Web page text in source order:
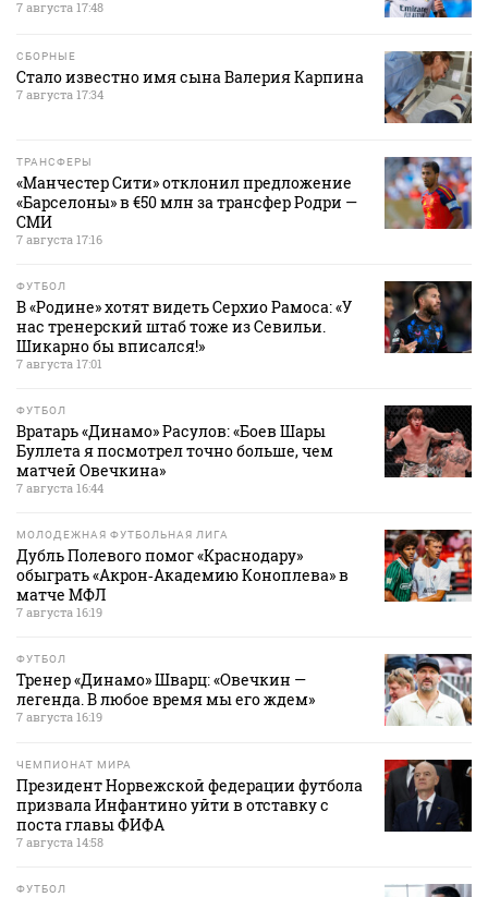
7 августа 17:48
СБОРНЫЕ
Стало известно имя сына Валерия Карпина
7 августа 17:34
ТРАНСФЕРЫ
«Манчестер Сити» отклонил предложение
«Барселоны» в €50 млн за трансфер Родри —
СМИ
7 августа 17:16
ФУТБОЛ
В «Родине» хотят видеть Серхио Рамоса: «У
нас тренерский штаб тоже из Севильи.
Шикарно бы вписался!»
7 августа 17:01
ФУТБОЛ
Вратарь «Динамо» Расулов: «Боев Шары
Буллета я посмотрел точно больше, чем
матчей Овечкина»
7 августа 16:44
МОЛОДЕЖНАЯ ФУТБОЛЬНАЯ ЛИГА
Дубль Полевого помог «Краснодару»
обыграть «Акрон‑Академию Коноплева» в
матче МФЛ
7 августа 16:19
ФУТБОЛ
Тренер «Динамо» Шварц: «Овечкин —
легенда. В любое время мы его ждем»
7 августа 16:19
ЧЕМПИОНАТ МИРА
Президент Норвежской федерации футбола
призвала Инфантино уйти в отставку с
поста главы ФИФА
7 августа 14:58
ФУТБОЛ